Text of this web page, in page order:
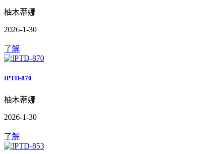
柚木蒂娜
2026-1-30
了解
IPTD-870
柚木蒂娜
2026-1-30
了解